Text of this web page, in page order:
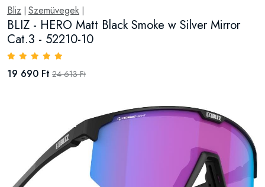
Bliz | Szemüvegek |
BLIZ - HERO Matt Black Smoke w Silver Mirror
Cat.3 - 52210-10
19 690 Ft 24 613 Ft